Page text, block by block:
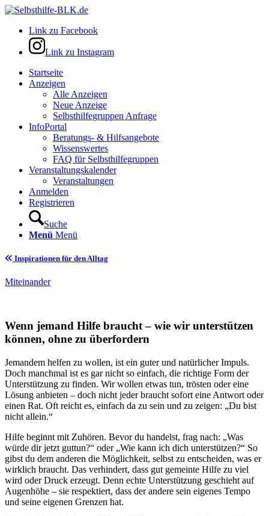
Link zu Facebook
Link zu Instagram
Startseite
Anzeigen
Alle Anzeigen
Neue Anzeige
Selbsthilfegruppen Anfrage
InfoPortal
Beratungs- & Hilfsangebote
Wissenswertes
FAQ für Selbsthilfegruppen
Veranstaltungskalender
Veranstaltungen
Anmelden
Registrieren
Suche
Menü Menü
Inspirationen für den Alltag
Miteinander
Wenn jemand Hilfe braucht – wie wir unterstützen
können, ohne zu überfordern
Jemandem helfen zu wollen, ist ein guter und natürlicher Impuls.
Doch manchmal ist es gar nicht so einfach, die richtige Form der
Unterstützung zu finden. Wir wollen etwas tun, trösten oder eine
Lösung anbieten – doch nicht jeder braucht sofort eine Antwort oder
einen Rat. Oft reicht es, einfach da zu sein und zu zeigen: „Du bist
nicht allein.“
Hilfe beginnt mit Zuhören. Bevor du handelst, frag nach: „Was
würde dir jetzt guttun?“ oder „Wie kann ich dich unterstützen?“ So
gibst du dem anderen die Möglichkeit, selbst zu entscheiden, was er
wirklich braucht. Das verhindert, dass gut gemeinte Hilfe zu viel
wird oder Druck erzeugt. Denn echte Unterstützung geschieht auf
Augenhöhe – sie respektiert, dass der andere sein eigenes Tempo
und seine eigenen Grenzen hat.